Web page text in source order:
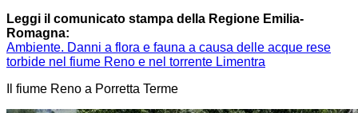
Leggi il comunicato stampa della Regione Emilia-
Romagna:
Ambiente. Danni a flora e fauna a causa delle acque rese
torbide nel fiume Reno e nel torrente Limentra
Il fiume Reno a Porretta Terme